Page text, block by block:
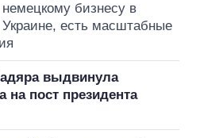
немецкому бизнесу в
Украине, есть масштабные
выдвинула
на пост президента